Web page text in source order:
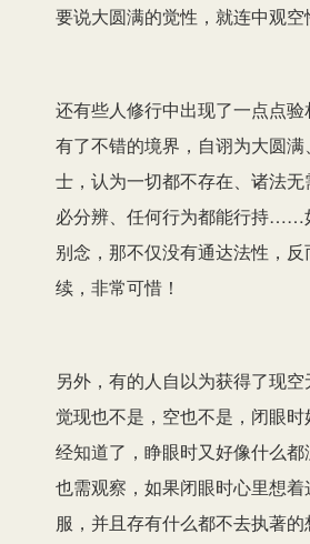
要说大圆满的觉性，就连中观空
还有些人修行中出现了一点点
有了不错的境界，自诩为大圆
士，认为一切都不存在、诸法
必分辨、任何行为都能行持……
别念，那不仅没有通达法性，
续，非常可惜！
另外，有的人自以为获得了现
觉现也不是，空也不是，闭眼
经知道了，睁眼时又好像什么
也需观察，如果闭眼时心里想
服，并且存有什么都不去执著